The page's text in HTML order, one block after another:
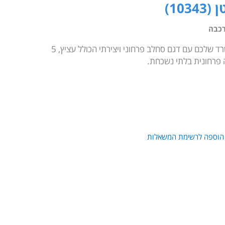
הכניסו את שלוות הטבע לחדר או המשרד שלכם עם דגם סחלב פרחוני ויצירתי הכולל עציץ, 5
פרחונית בלתי נשכחת.
הוספה לרשימת המשאלות